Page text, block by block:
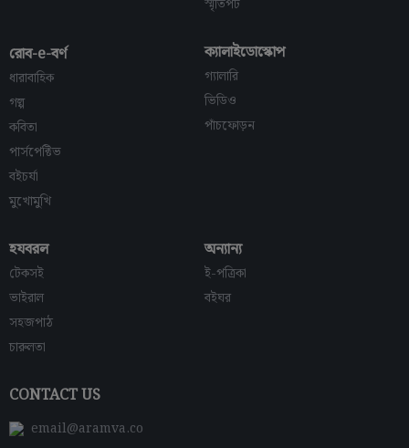
স্মৃতিপট
রোব-e-বর্ণ
ধারাবাহিক
গল্প
কবিতা
পার্সপেক্টিভ
বইচর্যা
মুখোমুখি
ক্যালাইডোস্কোপ
গ্যালারি
ভিডিও
পাঁচফোড়ন
হযবরল
টেকসই
ভাইরাল
সহজপাঠ
চারুলতা
অন্যান্য
ই-পত্রিকা
বইঘর
CONTACT US
email@aramva.co